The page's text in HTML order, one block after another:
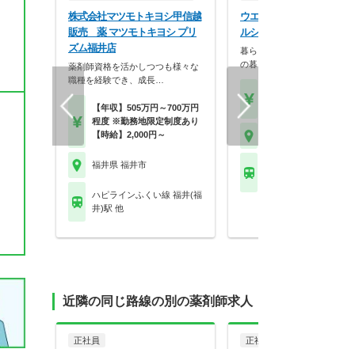
株式会社マツモトキヨシ甲信越
販売 薬 マツモトキヨシ プリ
ズム福井店
薬剤師資格を活かしつつも様々な
職種を経験でき、成長…
【年収】505万円～700万円
程度 ※勤務地限定制度あり
【時給】2,000円～
福井県 福井市
ハピラインふくい線 福井(福
井)駅 他
ウエルシア薬局株式会社
ルシア福井北四ツ居店
暮らしを支える仕事だから、
の暮らしも大切に。業…
近隣の同じ路線の別の薬剤師求人
正社員 正社員